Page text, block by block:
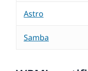
Astro
Samba